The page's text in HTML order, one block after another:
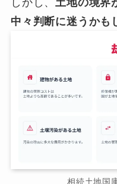
しかし、土地の境界
中々判断に迷うかも
相続土地国